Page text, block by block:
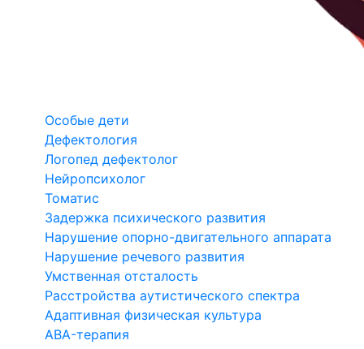
Особые дети
Дефектология
Логопед дефектолог
Нейропсихолог
Томатис
Задержка психического развития
Нарушение опорно-двигательного аппарата
Нарушение речевого развития
Умственная отсталость
Расстройства аутистического спектра
Адаптивная физическая культура
ABA-терапия